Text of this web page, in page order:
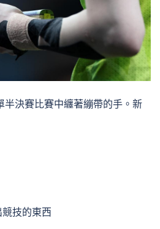
決賽比賽中纏著繃帶的手。新
技的東西